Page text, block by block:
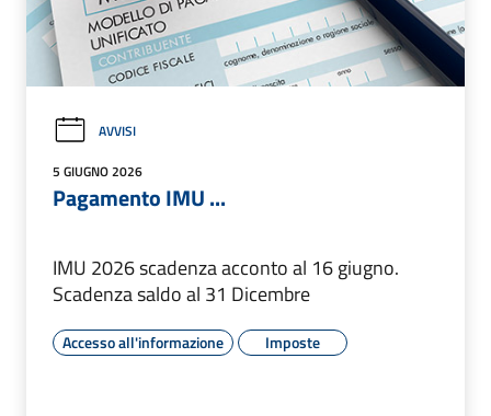
AVVISI
5 GIUGNO 2026
Pagamento IMU ...
IMU 2026 scadenza acconto al 16 giugno.
Scadenza saldo al 31 Dicembre
Accesso all'informazione Imposte